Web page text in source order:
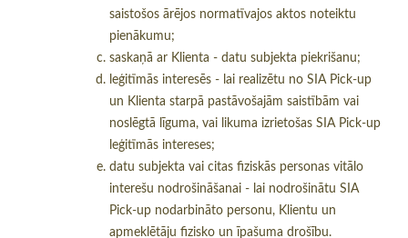
saistošos ārējos normatīvajos aktos noteiktu
pienākumu;
saskaņā ar Klienta - datu subjekta piekrišanu;
leģitīmās interesēs - lai realizētu no SIA Pick-up
un Klienta starpā pastāvošajām saistībām vai
noslēgtā līguma, vai likuma izrietošas SIA Pick-up
leģitīmās intereses;
datu subjekta vai citas fiziskās personas vitālo
interešu nodrošināšanai - lai nodrošinātu SIA
Pick-up nodarbināto personu, Klientu un
apmeklētāju fizisko un īpašuma drošību.